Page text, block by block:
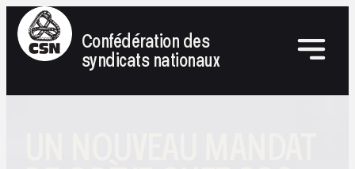
Confédération des
syndicats nationaux